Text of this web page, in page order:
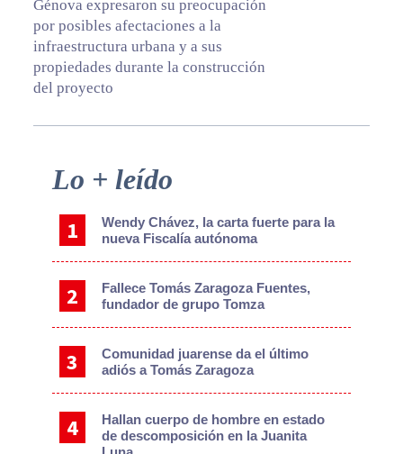
Génova expresaron su preocupación
por posibles afectaciones a la
infraestructura urbana y a sus
propiedades durante la construcción
del proyecto
Primary
Lo + leído
Wendy Chávez, la carta fuerte para la
nueva Fiscalía autónoma
Fallece Tomás Zaragoza Fuentes,
fundador de grupo Tomza
Comunidad juarense da el último
adiós a Tomás Zaragoza
Hallan cuerpo de hombre en estado
de descomposición en la Juanita